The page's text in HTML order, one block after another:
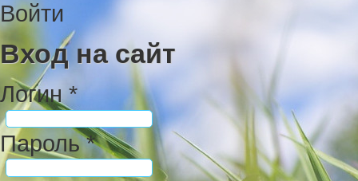
Войти
Вход на сайт
Логин *
Пароль *